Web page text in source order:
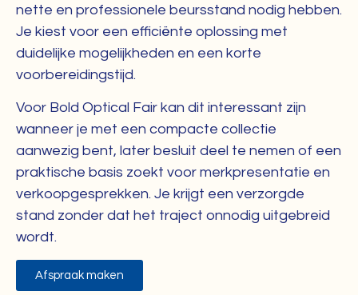
nette en professionele beursstand nodig hebben.
Je kiest voor een efficiënte oplossing met
duidelijke mogelijkheden en een korte
voorbereidingstijd.
Voor Bold Optical Fair kan dit interessant zijn
wanneer je met een compacte collectie
aanwezig bent, later besluit deel te nemen of een
praktische basis zoekt voor merkpresentatie en
verkoopgesprekken. Je krijgt een verzorgde
stand zonder dat het traject onnodig uitgebreid
wordt.
Afspraak maken